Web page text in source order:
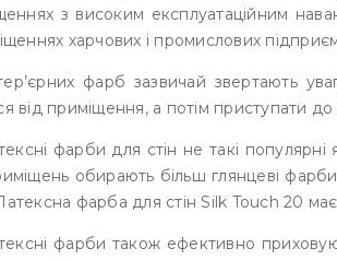
з високим експлуатаційним
харчових і промислових
фарб зазвичай звертають
від приміщення, а потім приступати до
фарби для стін не такі
обирають більш глянцеві
фарба для стін Silk Touch 20
фарби також ефективно